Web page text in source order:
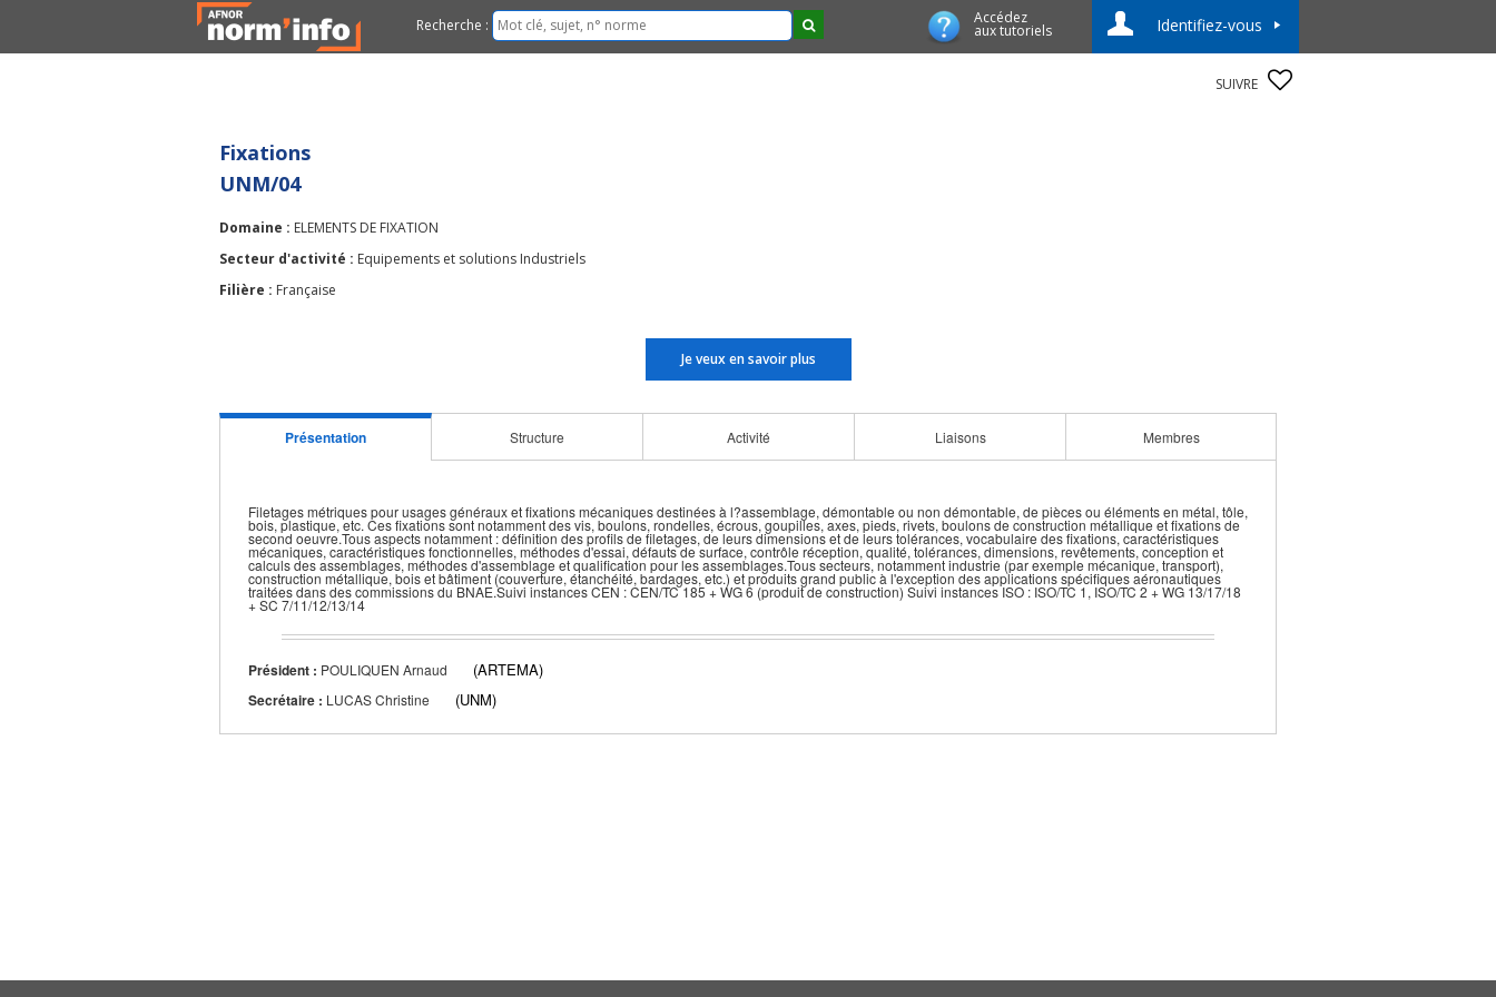
Recherche : Accédez
aux tutoriels Identifiez-vous
SUIVRE
Fixations
UNM/04
Domaine : ELEMENTS DE FIXATION
Secteur d'activité : Equipements et solutions Industriels
Filière : Française
Je veux en savoir plus
Présentation Structure Activité Liaisons Membres
Filetages métriques pour usages généraux et fixations mécaniques destinées à l?assemblage, démontable ou non démontable, de pièces ou éléments en métal, tôle,
bois, plastique, etc. Ces fixations sont notamment des vis, boulons, rondelles, écrous, goupilles, axes, pieds, rivets, boulons de construction métallique et fixations de
second oeuvre.Tous aspects notamment : définition des profils de filetages, de leurs dimensions et de leurs tolérances, vocabulaire des fixations, caractéristiques
mécaniques, caractéristiques fonctionnelles, méthodes d'essai, défauts de surface, contrôle réception, qualité, tolérances, dimensions, revêtements, conception et
calculs des assemblages, méthodes d'assemblage et qualification pour les assemblages.Tous secteurs, notamment industrie (par exemple mécanique, transport),
construction métallique, bois et bâtiment (couverture, étanchéité, bardages, etc.) et produits grand public à l'exception des applications spécifiques aéronautiques
traitées dans des commissions du BNAE.Suivi instances CEN : CEN/TC 185 + WG 6 (produit de construction) Suivi instances ISO : ISO/TC 1, ISO/TC 2 + WG 13/17/18
+ SC 7/11/12/13/14
Président : POULIQUEN Arnaud (ARTEMA)
Secrétaire : LUCAS Christine (UNM)